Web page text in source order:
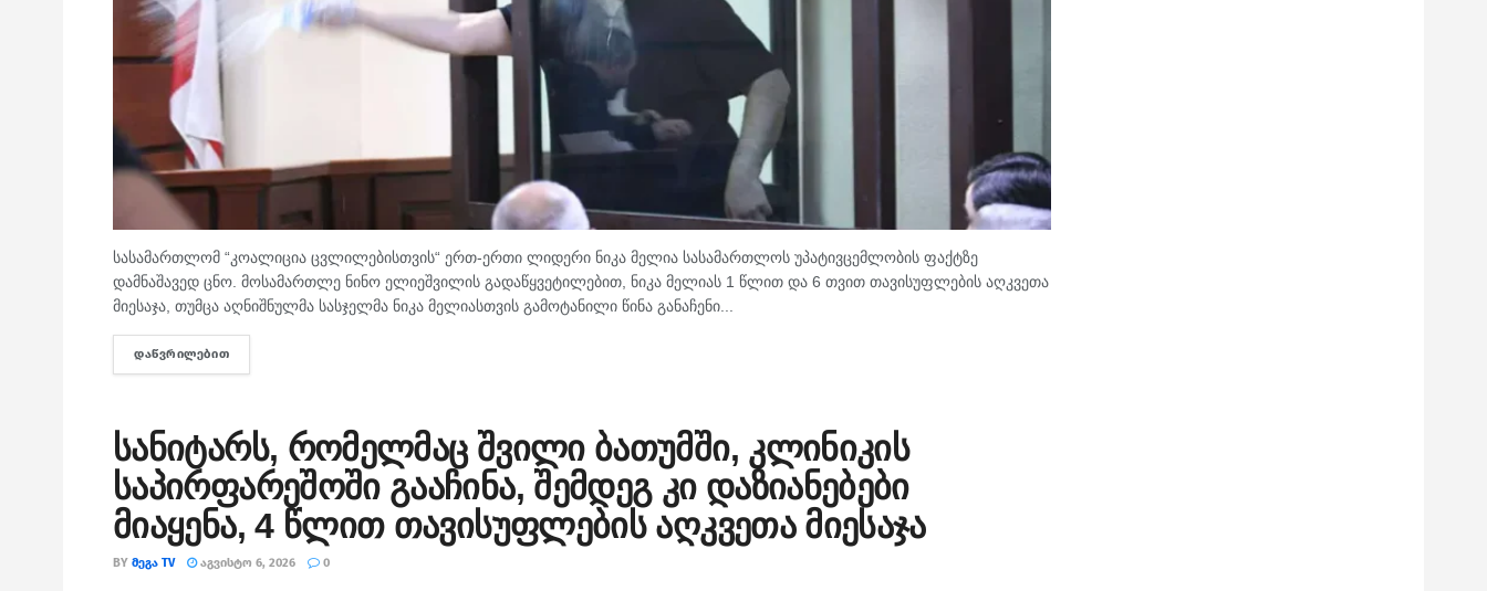
სასამართლომ “კოალიცია ცვლილებისთვის“ ერთ-ერთი ლიდერი ნიკა მელია სასამართლოს უპატივცემლობის ფაქტზე
დამნაშავედ ცნო. მოსამართლე ნინო ელიეშვილის გადაწყვეტილებით, ნიკა მელიას 1 წლით და 6 თვით თავისუფლების აღკვეთა
მიესაჯა, თუმცა აღნიშნულმა სასჯელმა ნიკა მელიასთვის გამოტანილი წინა განაჩენი...
ᲓᲐᲬᲕᲠᲘᲚᲔᲑᲘᲗ
სანიტარს, რომელმაც შვილი ბათუმში, კლინიკის
საპირფარეშოში გააჩინა, შემდეგ კი დაზიანებები
მიაყენა, 4 წლით თავისუფლების აღკვეთა მიესაჯა
BY ᲛᲔᲒᲐ TV ᲐᲒᲕᲘᲡᲢᲝ 6, 2026 0